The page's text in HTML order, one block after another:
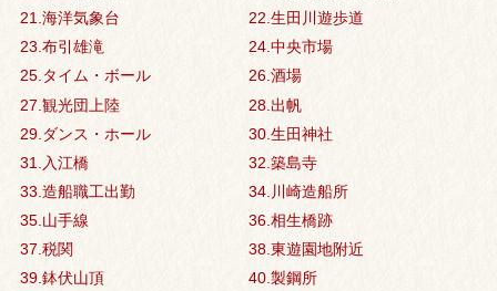
21.海洋気象台
22.生田川遊歩道
23.布引雄滝
24.中央市場
25.タイム・ボール
26.酒場
27.観光団上陸
28.出帆
29.ダンス・ホール
30.生田神社
31.入江橋
32.築島寺
33.造船職工出勤
34.川崎造船所
35.山手線
36.相生橋跡
37.税関
38.東遊園地附近
39.鉢伏山頂
40.製鋼所